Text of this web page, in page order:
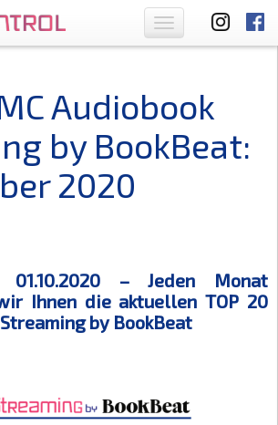
Toggle
navigation
Audiobook
by BookBeat:
2020
01.10.2020 – Jeden Monat
Ihnen die aktuellen TOP 20
by BookBeat